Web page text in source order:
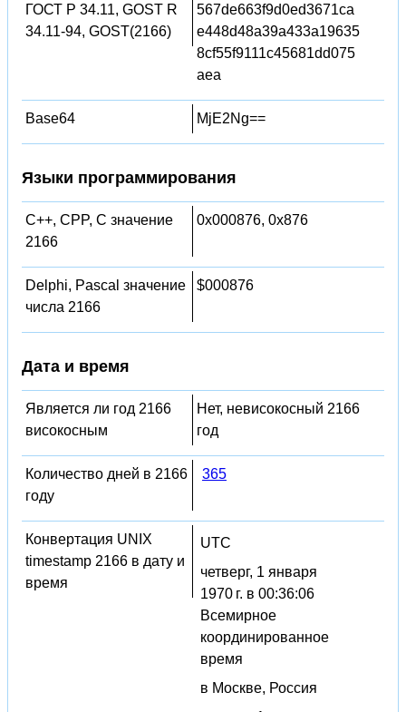
ГОСТ Р 34.11, GOST R
34.11-94, GOST(2166)
567de663f9d0ed3671ca
e448d48a39a433a19635
8cf55f9111c45681dd075
aea
Base64 MjE2Ng==
Языки программирования
C++, CPP, C значение
2166
0x000876, 0x876
Delphi, Pascal значение
числа 2166
$000876
Дата и время
Является ли год 2166
високосным
Нет, невисокосный 2166
год
Количество дней в 2166
году
365
Конвертация UNIX
timestamp 2166 в дату и
время
UTC
четверг, 1 января
1970 г. в 00:36:06
Всемирное
координированное
время
в Москве, Россия